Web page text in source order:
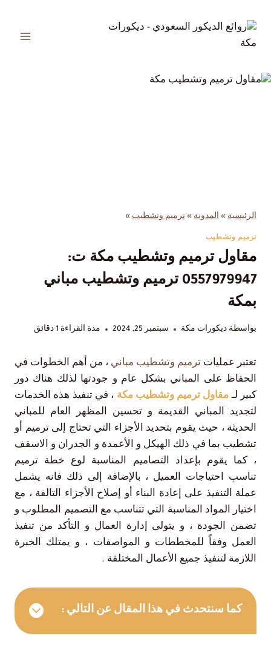
المحتوى
الرئيسية » المدونة » ترميم وتشطيب »
ترميم وتشطيب
مقاول ترميم وتشطيب مكة ت:
0557979947 ترميم وتشطيب مباني
بمكة
بواسطة ديكورات مكة سبتمبر 25, 2024 مدة القراءة دقائق
تعتبر عمليات ترميم وتشطيب مباني ، من أهم الخطوات في
الحفاظ على المباني بشكل عام و جودتها لذلك هناك دور
كبير لـ مقاول ترميم وتشطيب مكة ، في تنفيذ هذه الخدمات
لتجديد المباني القديمة و تحسين المظهر العام للمباني
الحديثة ، حيث يقوم بتحديد الأجزاء التي تحتاج إلى ترميم أو
تشطيب بما في ذلك الهيكل و الأعمدة و الجدران و الاسقف
، كما يقوم بإعداد التصاميم المناسبة لوع خطة ترميم
تناسب احتياجات العميل ، بالإضافة إلى ذلك فانه يشمل
عملة التنفيذ على إعادة البناء أو إصلاح الأجزاء التالفة ، مع
اختيار المواد المناسبة التي تتناسب مع التصميم المطلوب و
تضمن الجودة ، و يتولى إدارة العمال و التأكد من تنفيذ
العمل وفقاً للمخططات و المواصفات ، و يمتلك الخبرة
اللازمة لتنفيذ جميع الأعمال المختلفة .
كما سنتحدث في هذا المقال عن التالي :